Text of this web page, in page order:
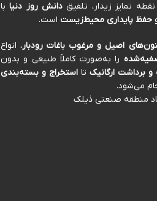
تمایز زیدار، تلفیق دانش روز دنیابا
حفظ پایداری محیط‌زیست است.
اصیل و مرغوب باغات رودبار، انواع
را به‌صورت کاملاً طبیعی و بدون
برداشت ارگانیک تااستخراج و بسته‌بندی
می‌شود.